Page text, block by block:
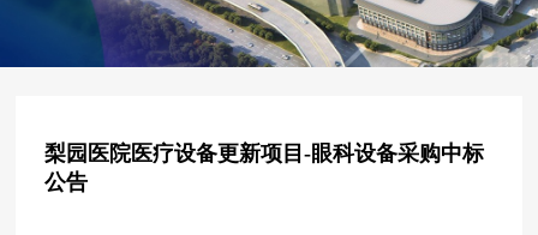
梨园医院医疗设备更新项目-眼科设备采购中标
公告